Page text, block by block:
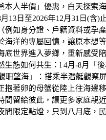
本人半價」優惠，白天探
13日至2026年12月31日(
如身分證、戶籍資料或
洋的專屬回憶，讓原本
世界進入夢鄉，重新感
態如何共生：l 4月-8月「
望海」：搭乘半潛艇觀
著卵的母蟹從陸上往海邊
留給彼此，讓更多家庭
限定點燈，只到八月底